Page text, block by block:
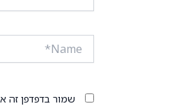
שמור בדפדפן זה